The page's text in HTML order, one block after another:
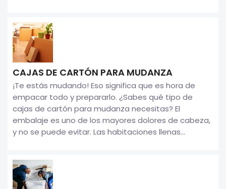
CAJAS DE CARTÓN PARA MUDANZA
¡Te estás mudando! Eso significa que es hora de
empacar todo y prepararlo. ¿Sabes qué tipo de
cajas de cartón para mudanza necesitas? El
embalaje es uno de los mayores dolores de cabeza,
y no se puede evitar. Las habitaciones llenas...